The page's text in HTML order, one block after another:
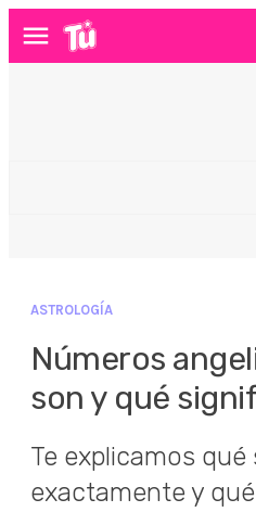
Menú
ASTROLOGÍA
Números
son y qué
Te explicamos qué
exactamente y